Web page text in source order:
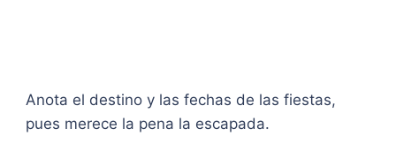
Anota el destino y las fechas de las fiestas,
pues merece la pena la escapada.